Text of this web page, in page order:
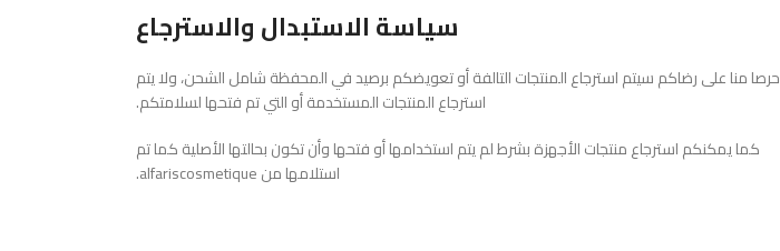
سياسة الاستبدال والاسترجاع
حرصا منا على رضاكم سيتم استرجاع المنتجات التالفة أو تعويضكم برصيد في المحفظة شامل الشحن، ولا يتم
استرجاع المنتجات المستخدمة أو التي تم فتحها لسلامتكم.
كما يمكنكم استرجاع منتجات الأجهزة بشرط لم يتم استخدامها أو فتحها وأن تكون بحالتها الأصلية كما تم
استلامها من alfariscosmetique.